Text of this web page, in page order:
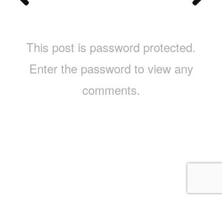
This post is password protected.
Enter the password to view any
comments.